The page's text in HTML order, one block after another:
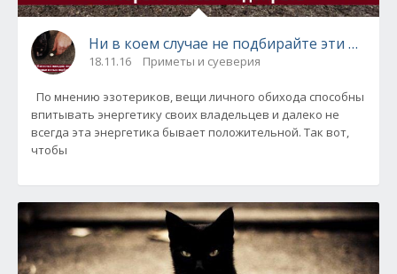
Ни в коем случае не подбирайте эти вещи!
18.11.16 Приметы и суеверия
По мнению эзотериков, вещи личного обихода способны
впитывать энергетику своих владельцев и далеко не
всегда эта энергетика бывает положительной. Так вот,
чтобы